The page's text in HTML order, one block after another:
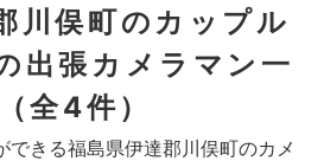
川俣町のカップル
出張カメラマン一
（全4件）
できる福島県伊達郡川俣町のカメ